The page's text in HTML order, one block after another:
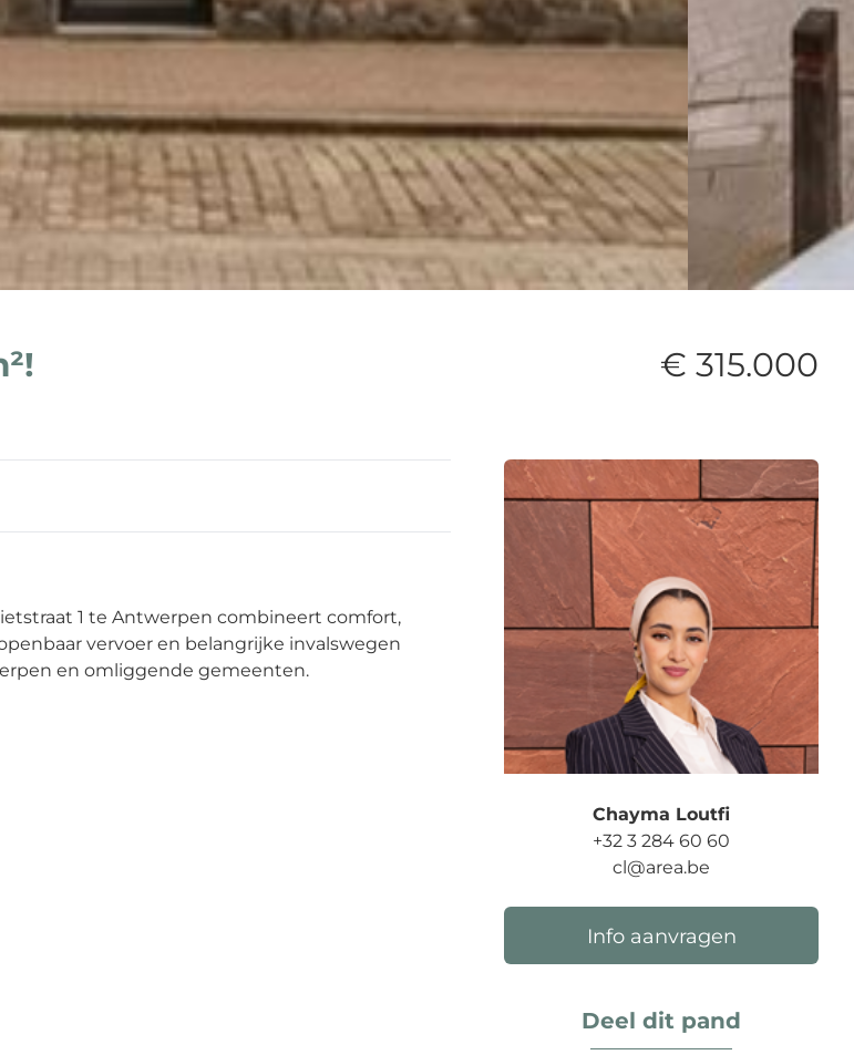
€ 315.000
1 te Antwerpen combineert comfort,
vervoer en belangrijke invalswegen
en omliggende gemeenten.
Chayma Loutfi
+32 3 284 60 60
cl@area.be
Info aanvragen
Deel dit pand